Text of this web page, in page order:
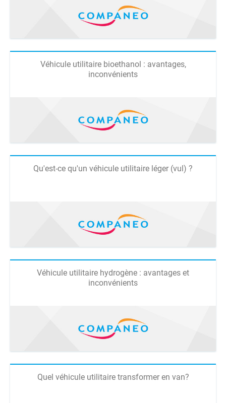
Véhicule utilitaire bioethanol : avantages,
inconvénients
Qu'est-ce qu'un véhicule utilitaire léger (vul) ?
Véhicule utilitaire hydrogène : avantages et
inconvénients
Quel véhicule utilitaire transformer en van?